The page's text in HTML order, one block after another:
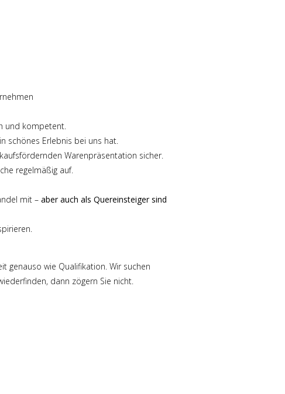
und kompetent.
schönes Erlebnis bei uns hat.
Warenpräsentation sicher.
regelmäßig auf.
mit – aber auch als Quereinsteiger sind
genauso wie Qualifikation. Wir suchen
dann zögern Sie nicht.